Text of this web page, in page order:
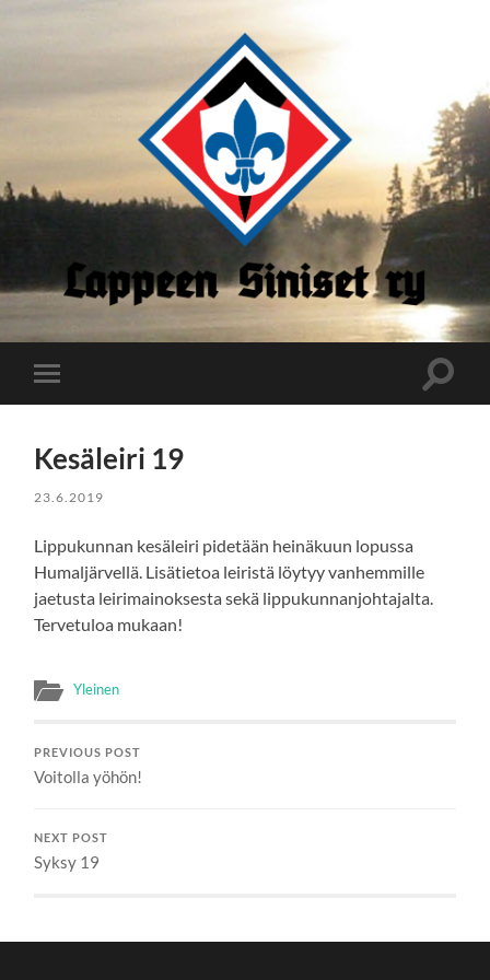
Siniset
Toggle
mobile
Toggle
Kesäleiri 19
23.6.2019
Lippukunnan kesäleiri pidetään heinäkuun lopussa
Humaljärvellä. Lisätietoa leiristä löytyy vanhemmille
jaetusta leirimainoksesta sekä lippukunnanjohtajalta.
Tervetuloa mukaan!
Yleinen
PREVIOUS POST
Voitolla yöhön!
NEXT POST
Syksy 19